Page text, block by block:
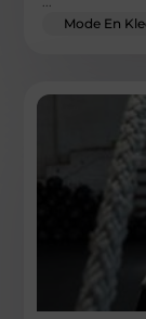
Mode En